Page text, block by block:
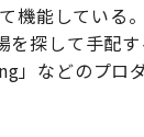
機能している
探して手配
」などのプロ